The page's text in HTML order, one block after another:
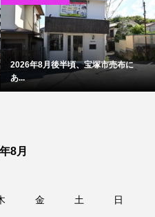
2026年8月後半頃、宝塚市売布に
あ...
8月
金 土 日